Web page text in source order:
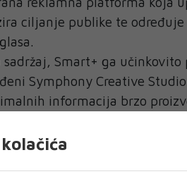
ciljanje publike te
Smart+ ga učinkovito
Symphony Creative
informacija brzo
prednost za manja
Smart+ potom automatizira
povrat ulaganja.